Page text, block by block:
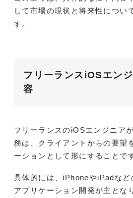
して市場の現状と将来性につい
す。
フリーランスiOSエン
容
フリーランスのiOSエンジニア
務は、クライアントからの要望
ーションとして形にすることで
具体的には、iPhoneやiPadな
アプリケーション開発が主とな